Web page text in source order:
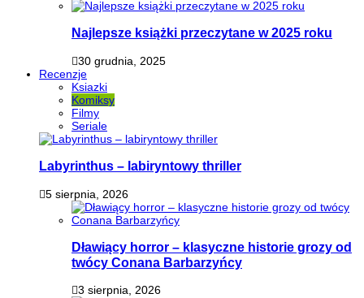
Najlepsze książki przeczytane w 2025 roku
30 grudnia, 2025
Recenzje
Ksiazki
Komiksy
Filmy
Seriale
Labyrinthus – labiryntowy thriller
5 sierpnia, 2026
Dławiący horror – klasyczne historie grozy od
twócy Conana Barbarzyńcy
3 sierpnia, 2026